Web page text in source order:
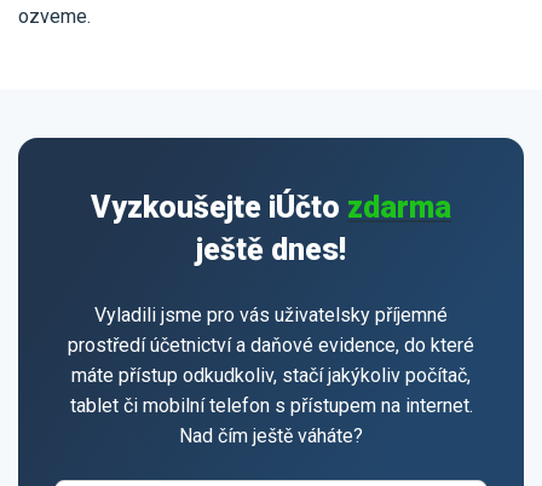
ozveme.
Vyzkoušejte iÚčto zdarma
ještě dnes!
Vyladili jsme pro vás uživatelsky příjemné
prostředí účetnictví a daňové evidence, do které
máte přístup odkudkoliv, stačí jakýkoliv počítač,
tablet či mobilní telefon s přístupem na internet.
Nad čím ještě váháte?